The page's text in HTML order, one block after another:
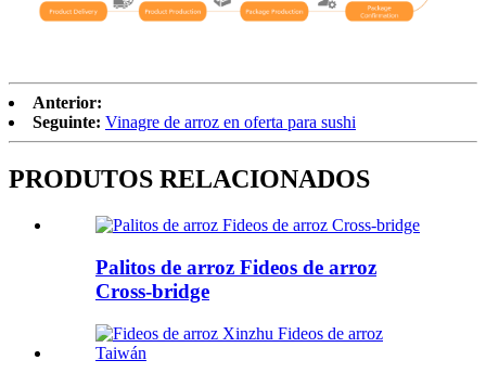
Anterior:
Seguinte: Vinagre de arroz en oferta para sushi
PRODUTOS RELACIONADOS
Palitos de arroz Fideos de arroz
Cross-bridge